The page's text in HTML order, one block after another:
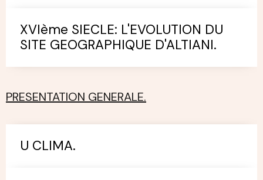
XVIème SIECLE: L'EVOLUTION DU
SITE GEOGRAPHIQUE D'ALTIANI.
PRESENTATION GENERALE.
U CLIMA.